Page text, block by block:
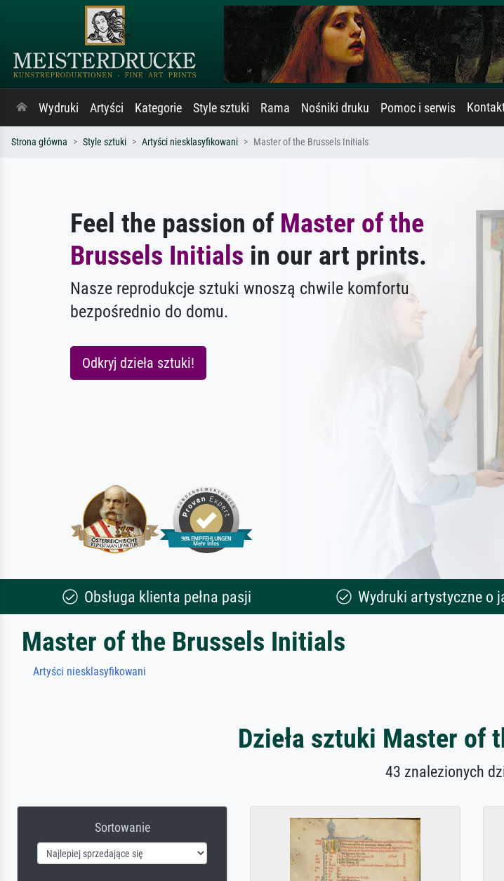
Wydruki Artyści Kategorie Style sztuki Rama Nośniki druku Pomoc i serwis
Strona główna Style sztuki Artyści niesklasyfikowani Master of the Brussels Initials
Feel the passion of Master of the
Brussels Initials in our art prints.
Nasze reprodukcje sztuki wnoszą chwile komfortu
bezpośrednio do domu.
Odkryj dzieła sztuki!
Obsługa klienta pełna pasji Wydruki artystyczne o
Master of the Brussels Initials
Artyści niesklasyfikowani
Dzieła sztuki Master of
43 znalezionych
Sortowanie